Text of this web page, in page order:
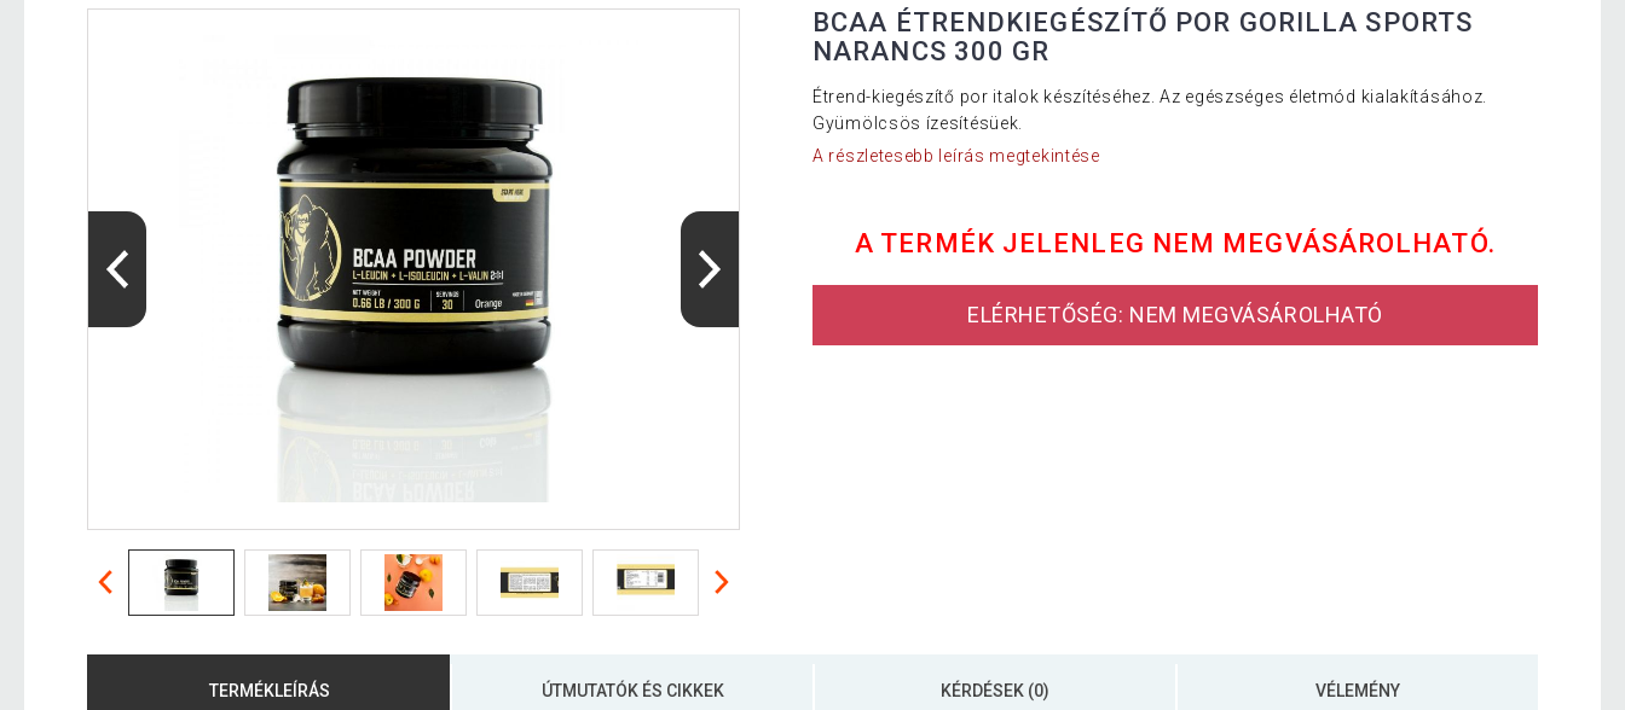
BCAA ÉTRENDKIEGÉSZÍTŐ POR GORILLA SPORTS
NARANCS 300 GR
Étrend-kiegészítő por italok készítéséhez. Az egészséges életmód kialakításához.
Gyümölcsös ízesítésüek.
A részletesebb leírás megtekintése
A TERMÉK JELENLEG NEM MEGVÁSÁROLHATÓ.
ELÉRHETŐSÉG: NEM MEGVÁSÁROLHATÓ
TERMÉKLEÍRÁS ÚTMUTATÓK ÉS CIKKEK KÉRDÉSEK (0) VÉLEMÉNY